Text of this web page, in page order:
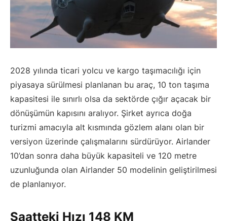
2028 yılında ticari yolcu ve kargo taşımacılığı için
piyasaya sürülmesi planlanan bu araç, 10 ton taşıma
kapasitesi ile sınırlı olsa da sektörde çığır açacak bir
dönüşümün kapısını aralıyor. Şirket ayrıca doğa
turizmi amacıyla alt kısmında gözlem alanı olan bir
versiyon üzerinde çalışmalarını sürdürüyor. Airlander
10’dan sonra daha büyük kapasiteli ve 120 metre
uzunluğunda olan Airlander 50 modelinin geliştirilmesi
de planlanıyor.
Saatteki Hızı 148 KM